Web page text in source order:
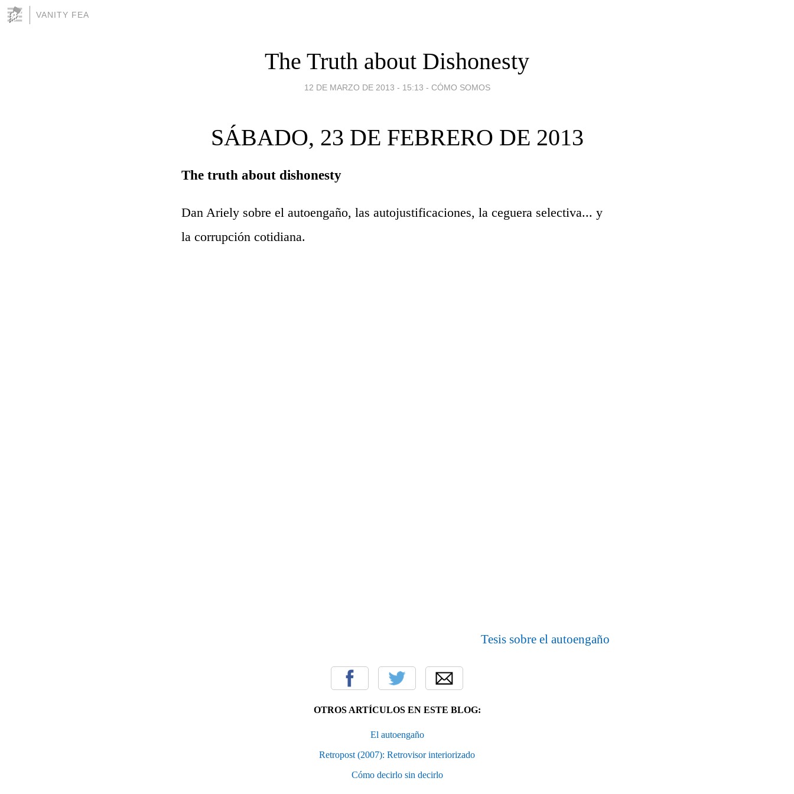
VANITY FEA
The Truth about Dishonesty
12 DE MARZO DE 2013 - 15:13 - CÓMO SOMOS
SÁBADO, 23 DE FEBRERO DE 2013
The truth about dishonesty
Dan Ariely sobre el autoengaño, las autojustificaciones, la ceguera selectiva... y
la corrupción cotidiana.
Tesis sobre el autoengaño
OTROS ARTÍCULOS EN ESTE BLOG:
El autoengaño
Retropost (2007): Retrovisor interiorizado
Cómo decirlo sin decirlo